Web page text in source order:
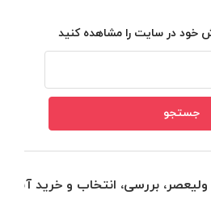
در سایت را مشاهده کنید
ولیعصر، بررسی، انتخاب و خرید